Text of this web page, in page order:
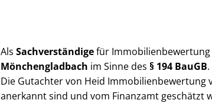
AlsSachverständigefür
Mönchengladbach im Sinne des§ 194 BauGB
Die Gutachter von Heid Im­mo­bi­li­en­be­wer­tung
anerkannt sind und vom Finanzamt geschätzt